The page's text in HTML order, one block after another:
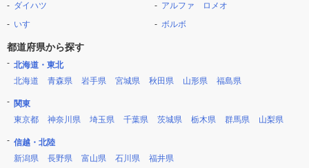
ダイハツ
いすゞ
アルファ ロメオ
ボルボ
都道府県から探す
北海道・東北
北海道
青森県 岩手県 宮城県 秋田県 山形県 福島県
関東
東京都
神奈川県 埼玉県 千葉県 茨城県 栃木県 群馬県 山梨県
信越・北陸
新潟県
長野県 富山県 石川県 福井県